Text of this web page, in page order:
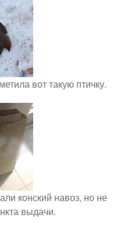
вот такую птичку.
конский навоз, но не
выдачи.